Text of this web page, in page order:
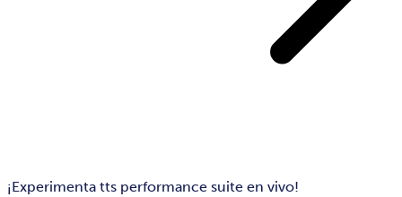
¡Experimenta tts performance suite en vivo!